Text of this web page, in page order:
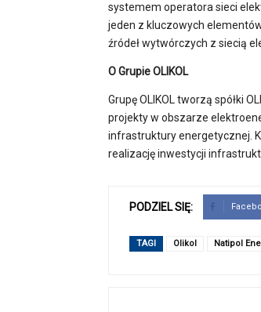
systemem operatora sieci
jeden z kluczowych
źródeł wytwórczych z siecią
O Grupie OLIKOL
Grupę OLIKOL tworzą spółki
projekty w obszarze
infrastruktury energetycznej.
realizację inwestycji
PODZIEL SIĘ:
TAGI Olikol Natipol